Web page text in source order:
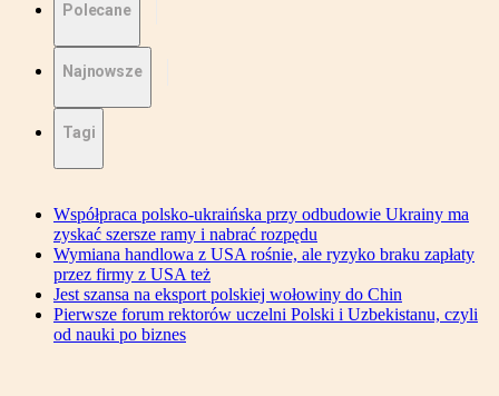
Polecane
Najnowsze
Tagi
Współpraca polsko-ukraińska przy odbudowie Ukrainy ma
zyskać szersze ramy i nabrać rozpędu
Wymiana handlowa z USA rośnie, ale ryzyko braku zapłaty
przez firmy z USA też
Jest szansa na eksport polskiej wołowiny do Chin
Pierwsze forum rektorów uczelni Polski i Uzbekistanu, czyli
od nauki po biznes